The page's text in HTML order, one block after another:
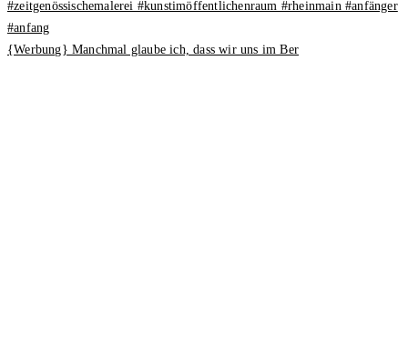
{Werbung} Manchmal glaube ich, dass wir uns im Ber